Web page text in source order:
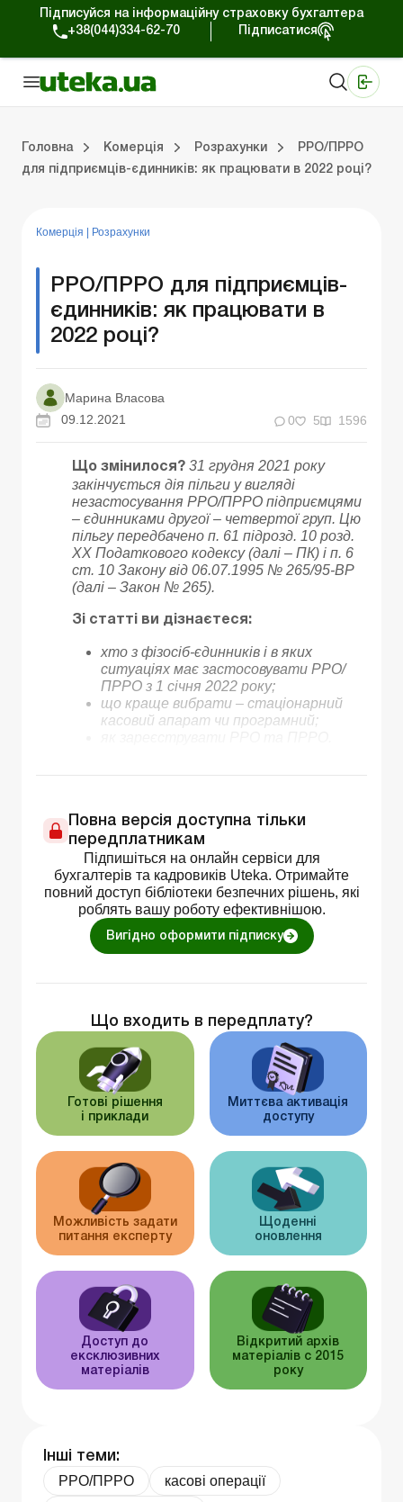
Підписуйся на інформаційну страховку бухгалтера
+38(044)334-62-70
Підписатися
Головна Комерція Розрахунки
РРО/ПРРО
для підприємців-єдинників: як працювати в 2022 році?
Комерція Розрахунки
РРО/ПРРО для підприємців-
єдинників: як працювати в
2022 році?
Марина Власова
09.12.2021
0 5 1596
Що змінилося? 31 грудня 2021 року
закінчується дія пільги у вигляді
незастосування РРО/ПРРО підприємцями
– єдинниками другої – четвертої груп. Цю
пільгу передбачено п. 61 підрозд. 10 розд.
ХХ Податкового кодексу (далі – ПК) і п. 6
ст. 10 Закону від 06.07.1995 № 265/95-ВР
(далі – Закон № 265).
Зі статті ви дізнаєтеся:
хто з фізосіб-єдинників і в яких
ситуаціях має застосовувати РРО/
ПРРО з 1 січня 2022 року;
що краще вибрати – стаціонарний
касовий апарат чи програмний;
Повна версія доступна тільки
передплатникам
Підпишіться на онлайн сервіси для
бухгалтерів та кадровиків Uteka. Отримайте
повний доступ бібліотеки безпечних рішень, які
роблять вашу роботу ефективнішою.
Вигідно оформити підписку
Що входить в передплату?
Готові рішення
і приклади
Миттєва активація
доступу
Можливість задати
питання експерту
Щоденні
оновлення
Доступ до
ексклюзивних
матеріалів
Відкритий архів
матеріалів c 2015
року
Інші теми:
РРО/ПРРО
касові операції